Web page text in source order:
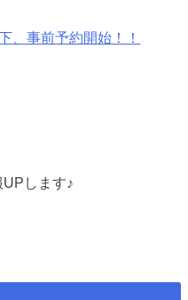
、事前予約開始！！
します♪